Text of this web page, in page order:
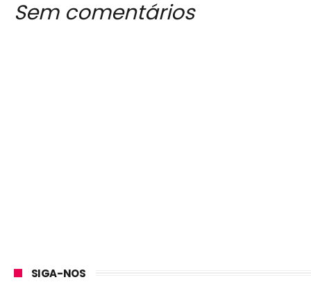
Sem comentários
SIGA-NOS